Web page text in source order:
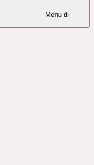
Menu di